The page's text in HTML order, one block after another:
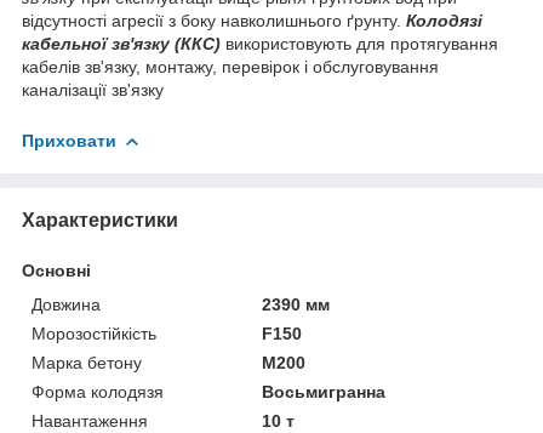
відсутності агресії з боку навколишнього ґрунту. Колодязі
кабельної зв'язку (ККС) використовують для протягування
кабелів зв'язку, монтажу, перевірок і обслуговування
каналізації зв'язку
Приховати
Характеристики
Основні
Довжина
2390 мм
Морозостійкість
F150
Марка бетону
М200
Форма колодязя
Восьмигранна
Навантаження
10 т